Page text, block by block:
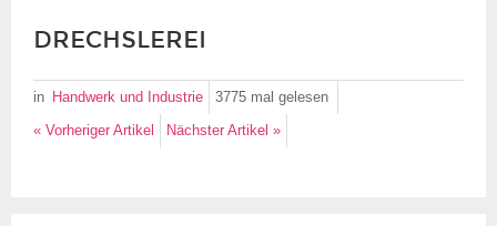
DRECHSLEREI
in Handwerk und Industrie 3775 mal gelesen
« Vorheriger Artikel
Nächster Artikel »